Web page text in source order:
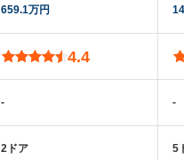
659.1万円
4.4
-
2ドア
-
5